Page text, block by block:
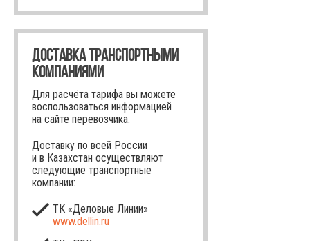
ДОСТАВКА ТРАНСПОРТНЫМИ
КОМПАНИЯМИ
Для расчёта тарифа вы можете
воспользоваться информацией
на сайте перевозчика.
Доставку по всей России
и в Казахстан осуществляют
следующие транспортные
компании:
ТК «Деловые Линии»
www.dellin.ru